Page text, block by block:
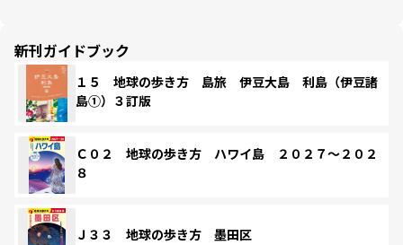
新刊ガイドブック
１５ 地球の歩き方 島旅 伊豆大島 利島（伊豆諸
島①）３訂版
Ｃ０２ 地球の歩き方 ハワイ島 ２０２７～２０２
８
Ｊ３３ 地球の歩き方 墨田区